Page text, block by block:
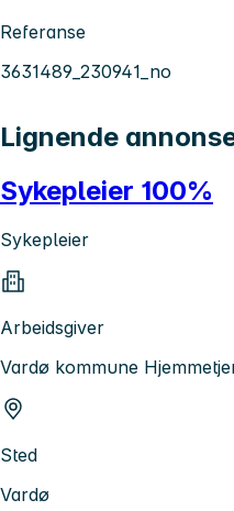
Referanse
3631489_230941_no
Lignende
Sykepleier 100%
Sykepleier
Arbeidsgiver
Vardø kommune
Sted
Vardø